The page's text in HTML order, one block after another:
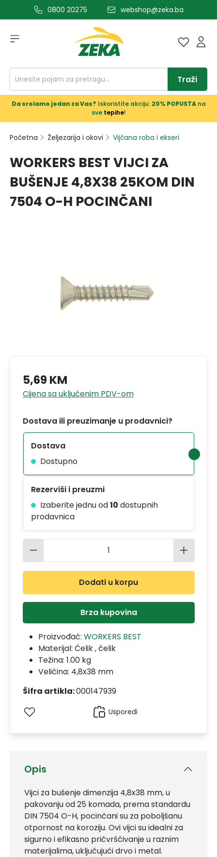
glavni sadržaj0800 20275 webshop@zeka.ba
Traži
Da srolamo jedan za Vas? Iskoristite akciju: 20% POPUSTAna
sve tepihe!
Početna Željezarija i okovi Vijčana roba i ekseri
WORKERS BEST VIJCI ZA
BUŠENJE 4,8X38 25KOM DIN
7504 O-H POCINČANI
Opis
Vijci za bušenje dimenzija 4,8x38 mm, u
pakovanju od 25 komada, prema standardu
DIN 7504 O-H, pocinčani su za poboljšanu
otpornost na koroziju. Ovi vijci su idealni za
sigurno i efikasno pričvršćivanje u raznim
materijalima, uključujući drvo i metal.
5,69 KM
Cijena sa uključenim PDV-om
Dostava ili preuzimanje u prodavnici?
Dostava
Dostupno
Rezerviši i preuzmi
Izaberite jednu od10 dostupnih
prodavnica
Količina proizvoda: Unesite
Dodati u korpu
Brza kupovina
Proizvođač: WORKERS BEST
Materijal: Ćelik , čelik
Težina: 1.00 kg
Veličina: 4,8x38 mm
Šifra artikla:000147939
Usporedi